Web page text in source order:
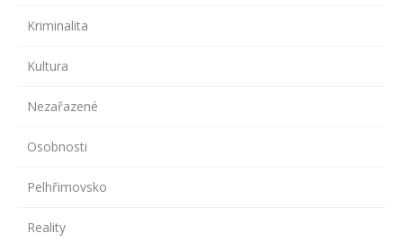
Kriminalita
Kultura
Nezařazené
Osobnosti
Pelhřimovsko
Reality